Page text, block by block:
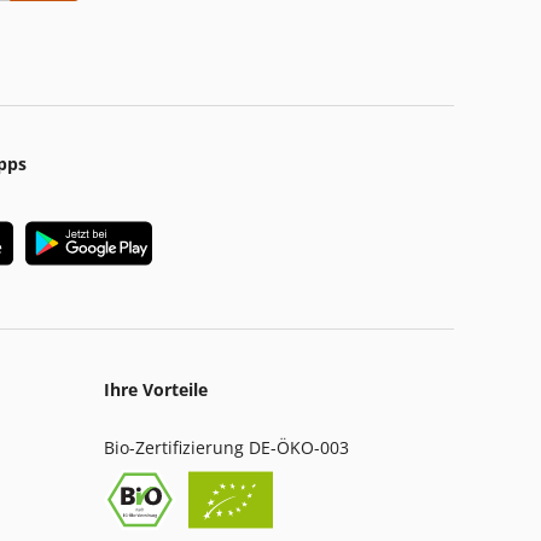
Ihre Vorteile
Bio-Zertifizierung DE-ÖKO-003